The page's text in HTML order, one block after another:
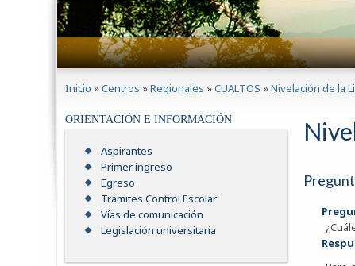
Inicio »Centros »Regionales »CUALTOS »Nivelación de la
ORIENTACIÓN E INFORMACIÓN
Aspirantes
Primer ingreso
Egreso
Trámites Control Escolar
Vías de comunicación
Legislación universitaria